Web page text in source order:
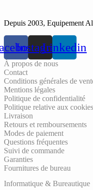
Depuis 2003, Equipement
InstagramLinkedin
À propos de nous
Contact
Conditions générales de
Mentions légales
Politique de confidentialité
Politique relative aux cookies
Livraison
Retours et remboursements
Modes de paiement
Questions fréquentes
Suivi de commande
Garanties
Fournitures de bureau
Informatique & Bureautique